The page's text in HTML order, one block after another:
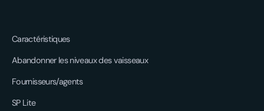
Caractéristiques
Abandonner les niveaux des vaisseaux
Fournisseurs/agents
SP Lite